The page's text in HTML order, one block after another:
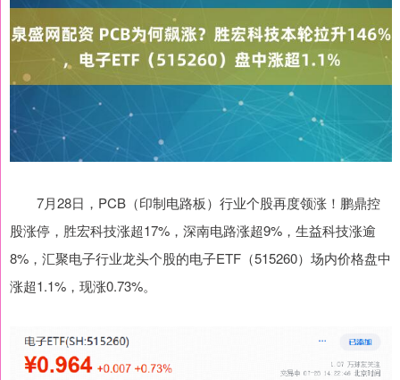
7月28日，PCB（印制电路板）行业个股再度领涨！鹏鼎控
股涨停，胜宏科技涨超17%，深南电路涨超9%，生益科技涨逾
8%，汇聚电子行业龙头个股的电子ETF（515260）场内价格盘中
涨超1.1%，现涨0.73%。